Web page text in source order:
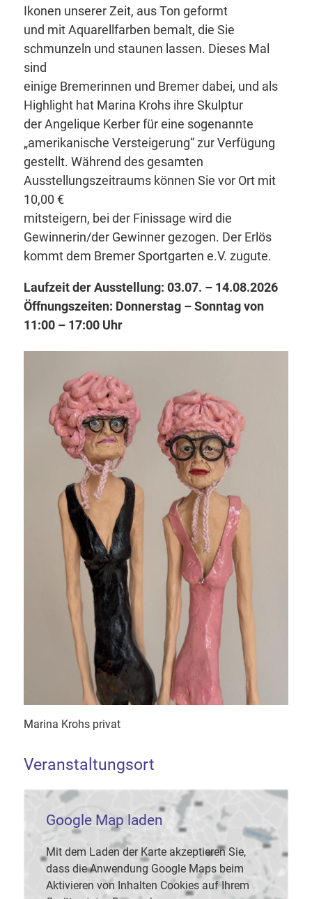
Ikonen unserer Zeit, aus Ton geformt
und mit Aquarellfarben bemalt, die Sie
schmunzeln und staunen lassen. Dieses Mal
sind
einige Bremerinnen und Bremer dabei, und als
Highlight hat Marina Krohs ihre Skulptur
der Angelique Kerber für eine sogenannte
„amerikanische Versteigerung“ zur Verfügung
gestellt. Während des gesamten
Ausstellungszeitraums können Sie vor Ort mit
10,00 €
mitsteigern, bei der Finissage wird die
Gewinnerin/der Gewinner gezogen. Der Erlös
kommt dem Bremer Sportgarten e.V. zugute.
Laufzeit der Ausstellung: 03.07. – 14.08.2026
Öffnungszeiten: Donnerstag – Sonntag von
11:00 – 17:00 Uhr
Marina Krohs privat
Veranstaltungsort
Google Map laden
Mit dem Laden der Karte akzeptieren Sie,
dass die Anwendung Google Maps beim
Aktivieren von Inhalten Cookies auf Ihrem